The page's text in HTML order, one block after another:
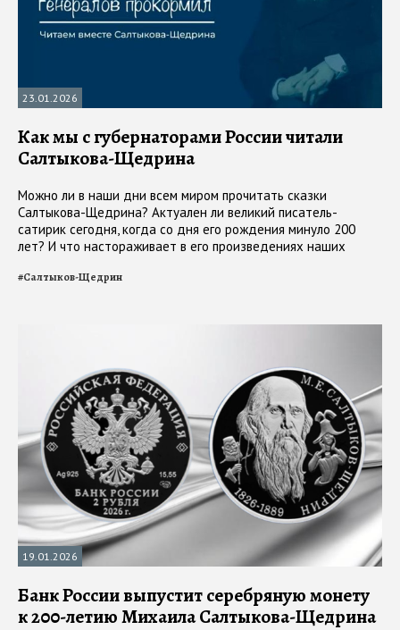
23.01.2026
Как мы с губернаторами России читали
Салтыкова-Щедрина
Можно ли в наши дни всем миром прочитать сказки
Салтыкова-Щедрина? Актуален ли великий писатель-
сатирик сегодня, когда со дня его рождения минуло 200
лет? И что настораживает в его произведениях наших
#Салтыков-Щедрин
19.01.2026
Банк России выпустит серебряную монету
к 200-летию Михаила Салтыкова-Щедрина